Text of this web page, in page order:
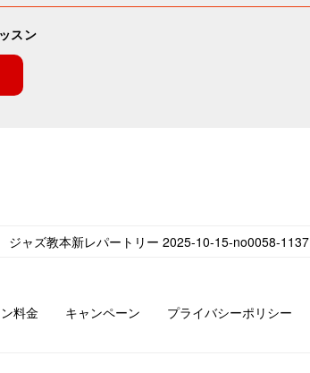
スン
ジャズ教本新レパートリー 2025-10-15-no0058-1137
料金 キャンペーン プライバシーポリシー